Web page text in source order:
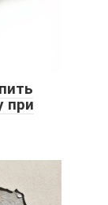
при